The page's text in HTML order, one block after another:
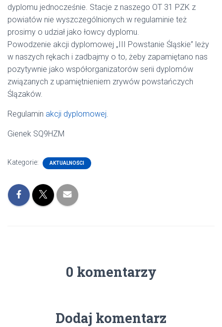
dyplomu jednocześnie. Stacje z naszego OT 31 PZK z
powiatów nie wyszczególnionych w regulaminie też
prosimy o udział jako łowcy dyplomu.
Powodzenie akcji dyplomowej „III Powstanie Śląskie” leży
w naszych rękach i zadbajmy o to, żeby zapamiętano nas
pozytywnie jako współorganizatorów serii dyplomów
związanych z upamiętnieniem zrywów powstańczych
Ślązaków.
Regulamin akcji dyplomowej.
Gienek SQ9HZM
Kategorie: AKTUALNOŚCI
0 komentarzy
Dodaj komentarz